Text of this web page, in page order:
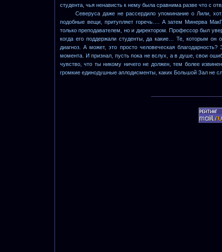
студента, чья ненависть к нему была сравнима разве что с
Северуса даже не рассердило упоминание о Лили,
подобные вещи, притупляет горечь…. А затем Минерва
только преподавателем, но и директором. Профессор был
когда его поддержали студенты, да какие… Те, которым
диагноз. А может, это просто человеческая
момента. И признал, пусть пока не вслух, а в душе, свои
чувство, что ты никому ничего не должен, тем более
громкие единодушные аплодисменты, каких Большой Зал